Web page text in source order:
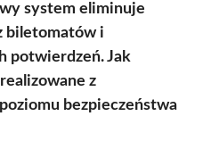
system eliminuje
biletomatów i
potwierdzeń. Jak
z
bezpieczeństwa